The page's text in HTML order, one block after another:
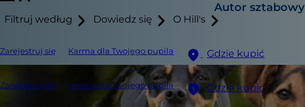
Filtruj według Dowiedz się O Hill's
Zarejestruj się Karma dla Twojego pupila Gdzie kupić
Zarejestruj się Karma dla Twojego pupila Gdzie kupić
Autor sztabowy